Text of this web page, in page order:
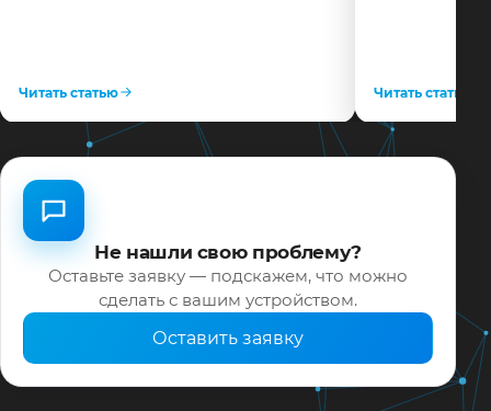
Читать статью Читать статью
Не нашли свою проблему?
Оставьте заявку — подскажем, что можно
сделать с вашим устройством.
Оставить заявку